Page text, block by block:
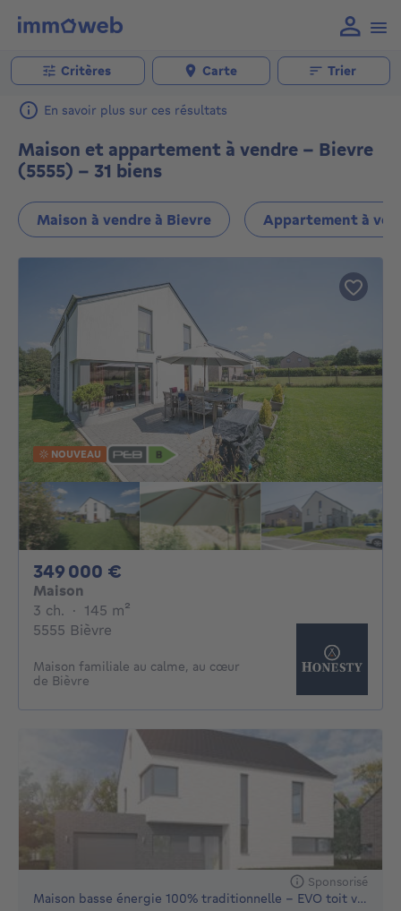
Critères Carte Trier
En savoir plus sur ces résultats
Maison et appartement à vendre - Bievre
(5555) - 31 biens
Maison à vendre à Bievre Appartement à
NOUVEAU
349 000 €
Maison
3 ch. 3 chambres
· 145 m²
5555 Bièvre
Maison familiale au calme, au cœur
de Bièvre
Sponsorisé
Maison basse énergie 100% traditionnelle - EVO toit versants